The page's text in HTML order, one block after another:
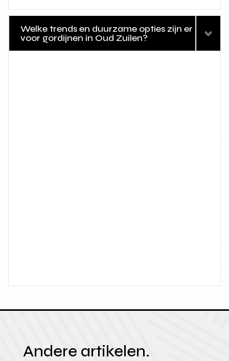
Welke trends en duurzame opties zijn er
voor gordijnen in Oud Zuilen?
Andere artikelen.